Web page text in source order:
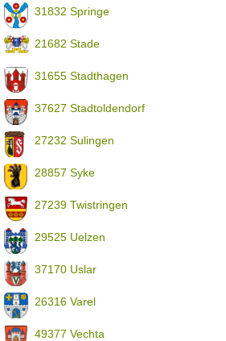
31832 Springe
21682 Stade
31655 Stadthagen
37627 Stadtoldendorf
27232 Sulingen
28857 Syke
27239 Twistringen
29525 Uelzen
37170 Uslar
26316 Varel
49377 Vechta